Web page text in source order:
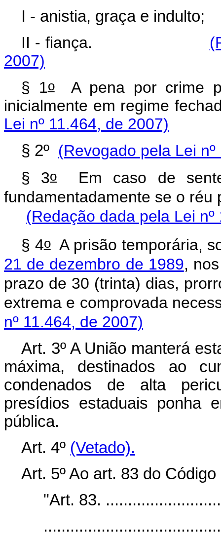
I - anistia, graça e indulto;
II - fiança.
2007)
§ 1oA pena por crime
inicialmente em
Lei nº 11.464, de 2007)
§ 2º (Revogado pela Lei
§ 3oEm caso de
fundamentadamente se o
(Redação dada pela Lei
§ 4oA prisão temporária,
21 de dezembro de 1989,
prazo de 30 (trinta) dias,
extrema e
nº 11.464, de 2007)
Art. 3º A União manterá
máxima, destinados ao
condenados de alta
presídios estaduais ponha
pública.
Art. 4º (Vetado).
Art. 5º Ao art. 83 do
"Art. 83.